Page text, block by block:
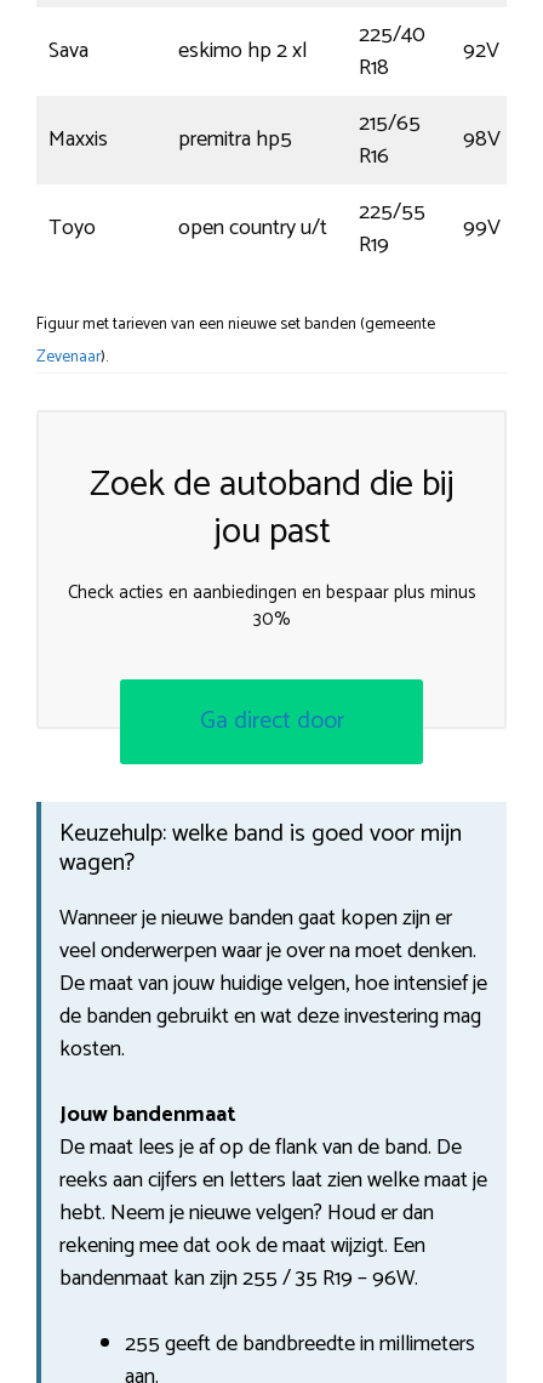
Sava eskimo hp 2 xl
225/40
R18
92V
Maxxis premitra hp5
215/65
R16
98V
Toyo open country u/t
225/55
R19
99V
Figuur met tarieven van een nieuwe set banden (gemeente
Zevenaar).
Zoek de autoband die bij
jou past
Check acties en aanbiedingen en bespaar plus minus
30%
Ga direct door
Keuzehulp: welke band is goed voor mijn
wagen?
Wanneer je nieuwe banden gaat kopen zijn er
veel onderwerpen waar je over na moet denken.
De maat van jouw huidige velgen, hoe intensief je
de banden gebruikt en wat deze investering mag
kosten.
Jouw bandenmaat
De maat lees je af op de flank van de band. De
reeks aan cijfers en letters laat zien welke maat je
hebt. Neem je nieuwe velgen? Houd er dan
rekening mee dat ook de maat wijzigt. Een
bandenmaat kan zijn 255 / 35 R19 – 96W.
255 geeft de bandbreedte in millimeters